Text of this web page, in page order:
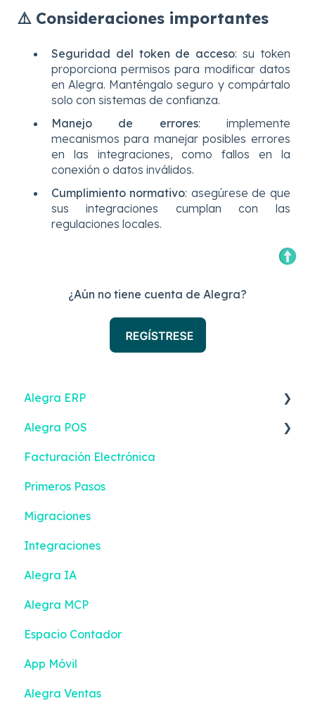
⚠️ Consideraciones importantes
Seguridad del token de acceso: su token
proporciona permisos para modificar datos
en Alegra. Manténgalo seguro y compártalo
solo con sistemas de confianza.
Manejo de errores: implemente
mecanismos para manejar posibles errores
en las integraciones, como fallos en la
conexión o datos inválidos.
Cumplimiento normativo: asegúrese de que
sus integraciones cumplan con las
regulaciones locales.
¿Aún no tiene cuenta de Alegra?
Alegra ERP
Ingresos
Reportes
Gastos
Impuestos y Retenciones
Emisión de documentos
Bancos
Contactos
Contabilidad inteligente
Inventario
Configuración
Alegra POS
Ingresos
Contactos
Configuración
Gestión de efectivo
Inventario
Emisión de documentos
Devoluciones
Turnos
Facturación Electrónica
Primeros Pasos
Migraciones
Integraciones
Alegra IA
Alegra MCP
Espacio Contador
App Móvil
Alegra Ventas